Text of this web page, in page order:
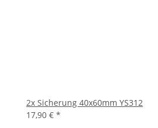
2x Sicherung 40x60mm YS312
17,90 € *